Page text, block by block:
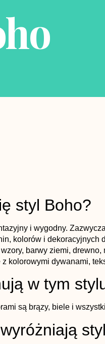
styl Boho?
i wygodny.
kolorów i dekoracyjnych
barwy ziemi,
kolorowymi dywanami,
w tym
są brązy, biele i